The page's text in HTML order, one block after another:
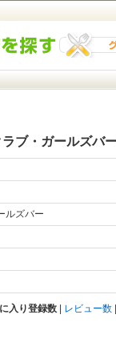
ブ・ガールズバ
ルズバー
レビュー数
入り登録数